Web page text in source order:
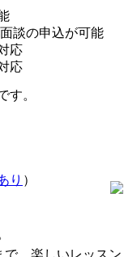
す。
り ）
で、楽しいレッスン